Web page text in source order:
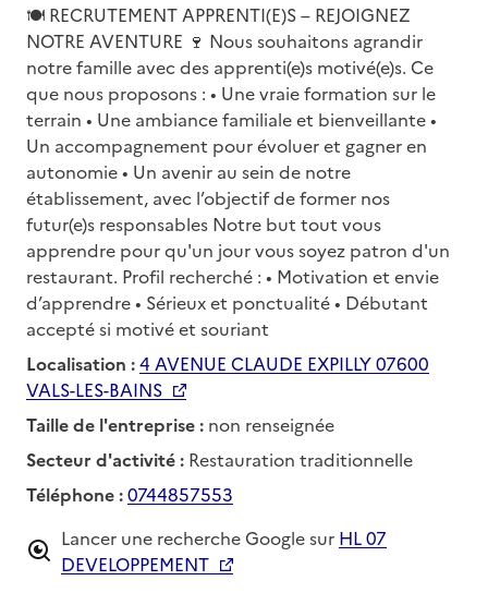
🍽️ RECRUTEMENT APPRENTI(E)S – REJOIGNEZ
NOTRE AVENTURE 🍷 Nous souhaitons agrandir
notre famille avec des apprenti(e)s motivé(e)s. Ce
que nous proposons : • Une vraie formation sur le
terrain • Une ambiance familiale et bienveillante •
Un accompagnement pour évoluer et gagner en
autonomie • Un avenir au sein de notre
établissement, avec l’objectif de former nos
futur(e)s responsables Notre but tout vous
apprendre pour qu'un jour vous soyez patron d'un
restaurant. Profil recherché : • Motivation et envie
d’apprendre • Sérieux et ponctualité • Débutant
accepté si motivé et souriant
Localisation :4 AVENUE CLAUDE EXPILLY 07600
VALS-LES-BAINS
Taille de l'entreprise : non renseignée
Secteur d'activité : Restauration traditionnelle
Téléphone :0744857553
Lancer une recherche Google sur HL 07
DEVELOPPEMENT